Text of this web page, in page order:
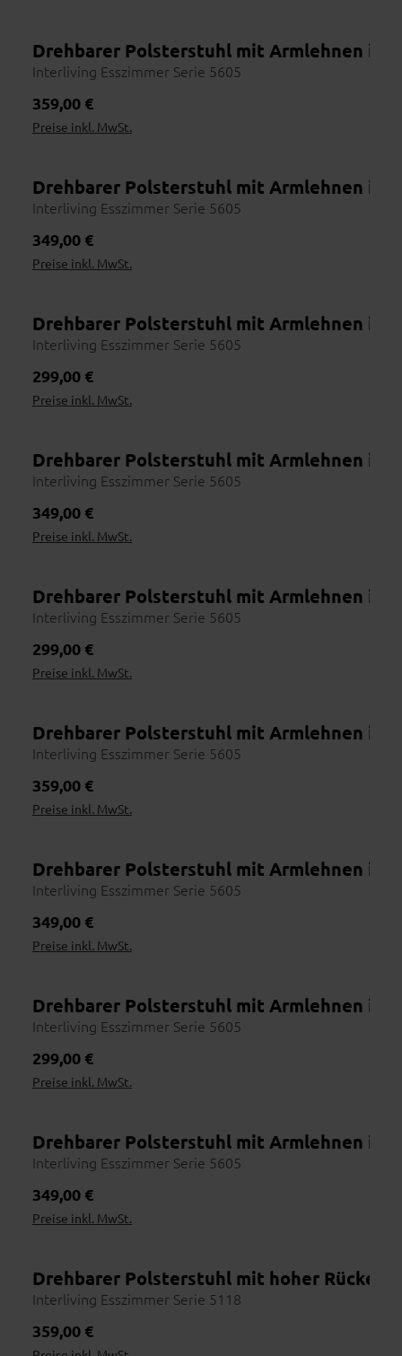
Drehbarer Polsterstuhl mit Armlehnen in
Interliving Esszimmer Serie 5605
Regulärer Preis:
359,00 €
Preise inkl. MwSt.
Drehbarer Polsterstuhl mit Armlehnen in
Interliving Esszimmer Serie 5605
Regulärer Preis:
349,00 €
Preise inkl. MwSt.
Drehbarer Polsterstuhl mit Armlehnen in
Interliving Esszimmer Serie 5605
Regulärer Preis:
299,00 €
Preise inkl. MwSt.
Drehbarer Polsterstuhl mit Armlehnen in
Interliving Esszimmer Serie 5605
Regulärer Preis:
349,00 €
Preise inkl. MwSt.
Drehbarer Polsterstuhl mit Armlehnen in
Interliving Esszimmer Serie 5605
Regulärer Preis:
299,00 €
Preise inkl. MwSt.
Drehbarer Polsterstuhl mit Armlehnen in
Interliving Esszimmer Serie 5605
Regulärer Preis:
359,00 €
Preise inkl. MwSt.
Drehbarer Polsterstuhl mit Armlehnen in
Interliving Esszimmer Serie 5605
Regulärer Preis:
349,00 €
Preise inkl. MwSt.
Drehbarer Polsterstuhl mit Armlehnen in
Interliving Esszimmer Serie 5605
Regulärer Preis:
299,00 €
Preise inkl. MwSt.
Drehbarer Polsterstuhl mit Armlehnen in
Interliving Esszimmer Serie 5605
Regulärer Preis:
349,00 €
Preise inkl. MwSt.
Drehbarer Polsterstuhl mit hoher
Interliving Esszimmer Serie 5118
Regulärer Preis:
359,00 €